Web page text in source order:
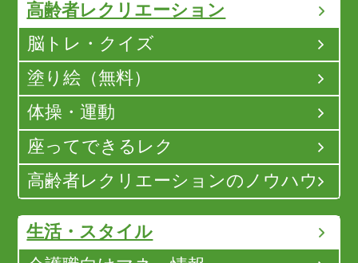
高齢者レクリエーション
脳トレ・クイズ
塗り絵（無料）
体操・運動
座ってできるレク
高齢者レクリエーションのノウハウ
生活・スタイル